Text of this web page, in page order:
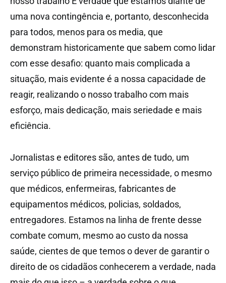
uma nova contingência e, portanto, desconhecida
para todos, menos para os media, que
demonstram historicamente que sabem como lidar
com esse desafio: quanto mais complicada a
situação, mais evidente é a nossa capacidade de
reagir, realizando o nosso trabalho com mais
esforço, mais dedicação, mais seriedade e mais
eficiência.
Jornalistas e editores são, antes de tudo, um
serviço público de primeira necessidade, o mesmo
que médicos, enfermeiras, fabricantes de
equipamentos médicos, policias, soldados,
entregadores. Estamos na linha de frente desse
combate comum, mesmo ao custo da nossa
saúde, cientes de que temos o dever de garantir o
direito de os cidadãos conhecerem a verdade, nada